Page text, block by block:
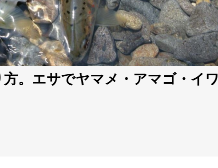
。エサでヤマメ・アマゴ・イワ